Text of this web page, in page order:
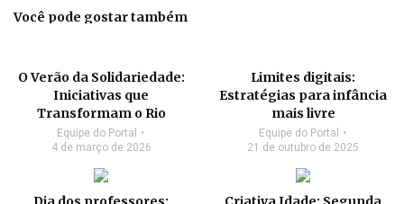
Você pode gostar também
O Verão da Solidariedade:
Iniciativas que
Transformam o Rio
Equipe do Portal
4 de março de 2026
Limites digitais:
Estratégias para infância
mais livre
Equipe do Portal
21 de outubro de 2025